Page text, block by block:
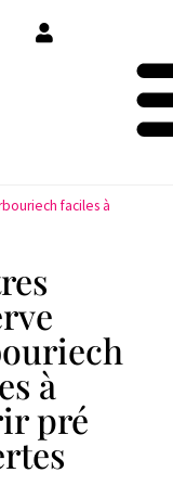
faciles à
à
pré